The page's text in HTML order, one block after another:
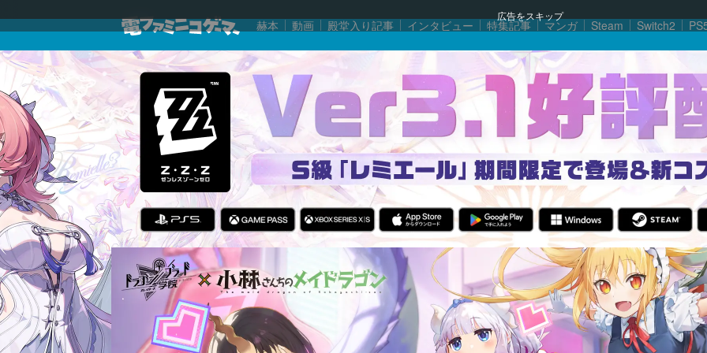
広告をスキップ
赫本 動画 殿堂入り記事 インタビュー 特集記事 マンガ Steam Switch2